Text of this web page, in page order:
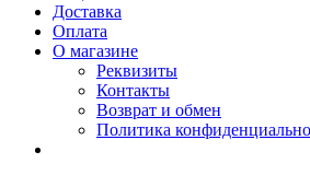
Доставка
Оплата
О магазине
Реквизиты
Контакты
Возврат и обмен
Политика